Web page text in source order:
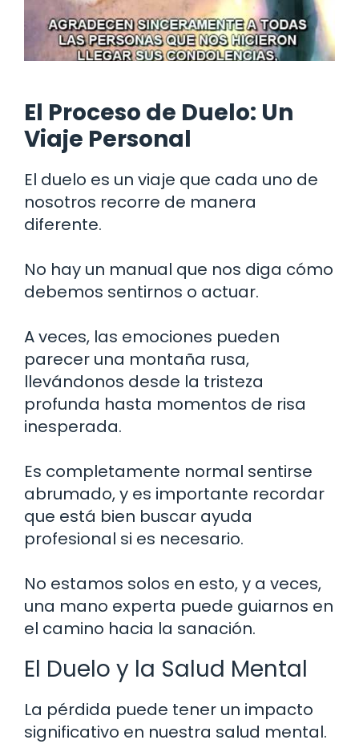
El Proceso de Duelo: Un
Viaje Personal
El duelo es un viaje que cada uno de
nosotros recorre de manera
diferente.
No hay un manual que nos diga cómo
debemos sentirnos o actuar.
A veces, las emociones pueden
parecer una montaña rusa,
llevándonos desde la tristeza
profunda hasta momentos de risa
inesperada.
Es completamente normal sentirse
abrumado, y es importante recordar
que está bien buscar ayuda
profesional si es necesario.
No estamos solos en esto, y a veces,
una mano experta puede guiarnos en
el camino hacia la sanación.
El Duelo y la Salud Mental
La pérdida puede tener un impacto
significativo en nuestra salud mental.